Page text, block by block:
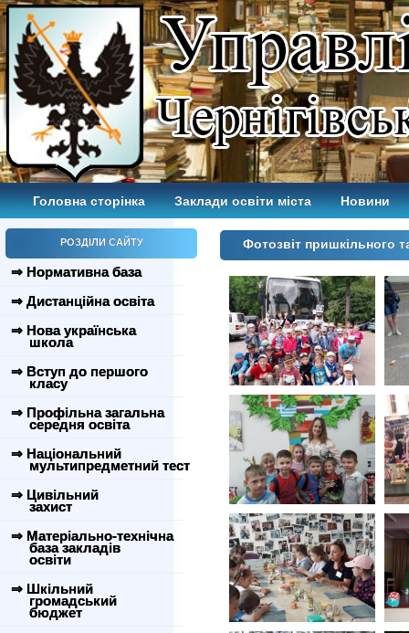
Головна сторінка Заклади освіти міста Новини
РОЗДІЛИ САЙТУ
⇒ Нормативна база
⇒ Дистанційна освіта
⇒ Нова українська
школа
⇒ Вступ до першого
класу
⇒ Профільна загальна
середня освіта
⇒ Національний
мультипредметний тест
⇒ Цивільний
захист
⇒ Матеріально-технічна
база закладів
освіти
⇒ Шкільний
громадський
бюджет
Фотозвіт пришкільного